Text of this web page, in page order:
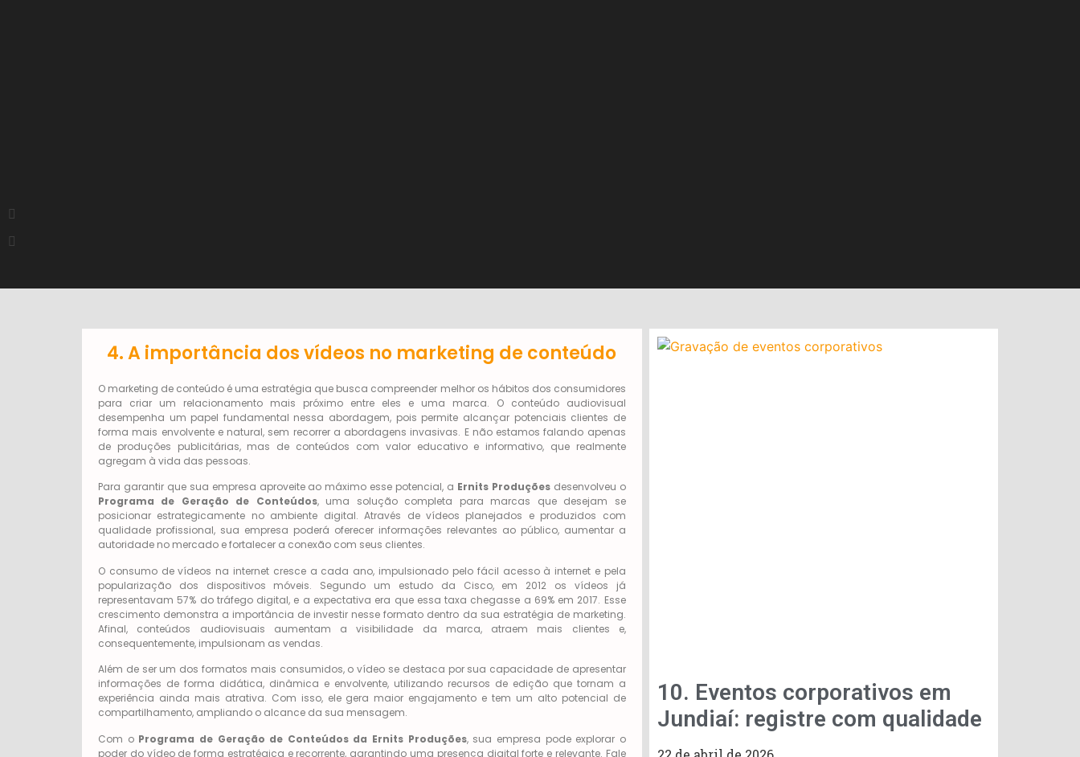
4. A importância dos vídeos no marketing de conteúdo
O marketing de conteúdo é uma estratégia que busca compreender melhor os hábitos dos consumidores
para criar um relacionamento mais próximo entre eles e uma marca. O conteúdo audiovisual
desempenha um papel fundamental nessa abordagem, pois permite alcançar potenciais clientes de
forma mais envolvente e natural, sem recorrer a abordagens invasivas. E não estamos falando apenas
de produções publicitárias, mas de conteúdos com valor educativo e informativo, que realmente
agregam à vida das pessoas.
Para garantir que sua empresa aproveite ao máximo esse potencial, a Ernits Produçõesdesenvolveu o
Programa de Geração de Conteúdos, uma solução completa para marcas que desejam se
posicionar estrategicamente no ambiente digital. Através de vídeos planejados e produzidos com
qualidade profissional, sua empresa poderá oferecer informações relevantes ao público, aumentar a
autoridade no mercado e fortalecer a conexão com seus clientes.
O consumo de vídeos na internet cresce a cada ano, impulsionado pelo fácil acesso à internet e pela
popularização dos dispositivos móveis. Segundo um estudo da Cisco, em 2012 os vídeos já
representavam 57% do tráfego digital, e a expectativa era que essa taxa chegasse a 69% em 2017. Esse
crescimento demonstra a importância de investir nesse formato dentro da sua estratégia de marketing.
Afinal, conteúdos audiovisuais aumentam a visibilidade da marca, atraem mais clientes e,
consequentemente, impulsionam as vendas.
Além de ser um dos formatos mais consumidos, o vídeo se destaca por sua capacidade de apresentar
informações de forma didática, dinâmica e envolvente, utilizando recursos de edição que tornam a
experiência ainda mais atrativa. Com isso, ele gera maior engajamento e tem um alto potencial de
compartilhamento, ampliando o alcance da sua mensagem.
Com o Programa de Geração de Conteúdos da Ernits Produções, sua empresa pode explorar o
poder do vídeo de forma estratégica e recorrente, garantindo uma presença digital forte e relevante. Fale
10. Eventos corporativos em
Jundiaí: registre com qualidade